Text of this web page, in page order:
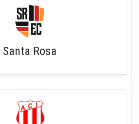
Santa Rosa